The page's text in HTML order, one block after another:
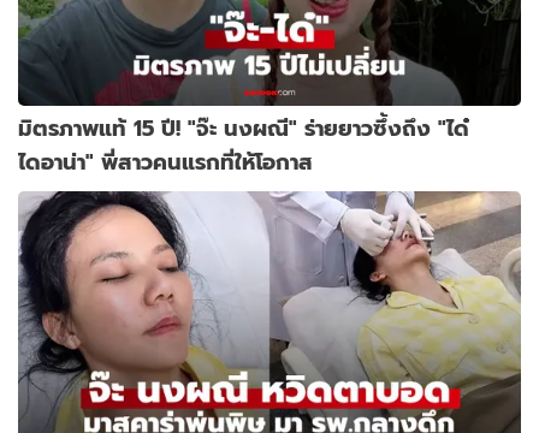
มิตรภาพแท้ 15 ปี! "จ๊ะ นงผณี" ร่ายยาวซึ้งถึง "ได๋
ไดอาน่า" พี่สาวคนแรกที่ให้โอกาส